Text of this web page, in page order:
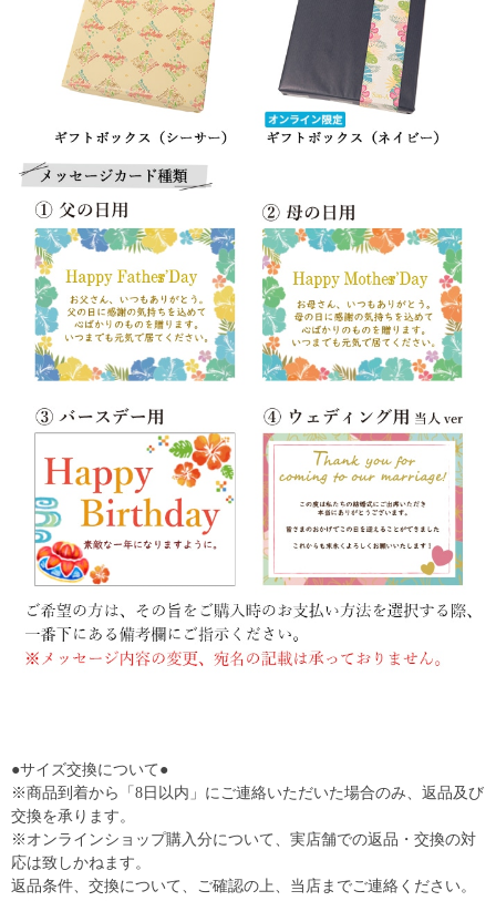
●サイズ交換について●
※商品到着から「8日以内」にご連絡いただいた場合のみ、返品及び
交換を承ります。
※オンラインショップ購入分について、実店舗での返品・交換の対
応は致しかねます。
返品条件、交換について、ご確認の上、当店までご連絡ください。